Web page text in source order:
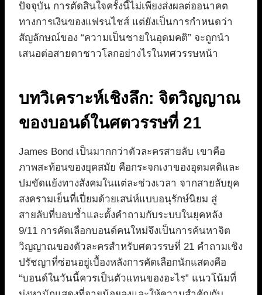
ปัจจุบัน การตัดสินใจครั้งนี้ไม่เพียงส่งผลต่ออนาคต
ทางการเงินของแฟรนไชส์ แต่ยังเป็นการกำหนดว่า
สัญลักษณ์ของ “ความเป็นชายในอุดมคติ” จะถูกนำ
เสนอต่อสายตาชาวโลกอย่างไรในทศวรรษหน้า
บทวิเคราะห์เชิงลึก: จิตวิญญาณ
ของบอนด์ในศตวรรษที่ 21
James Bond เป็นมากกว่าตัวละครสายลับ เขาคือ
ภาพสะท้อนของยุคสมัย คือกระจกเงาของอุดมคติและ
ปมขัดแย้งทางสังคมในแต่ละช่วงเวลา จากสายลับยุค
สงครามเย็นที่เปี่ยมด้วยเสน่ห์แบบอนุรักษ์นิยม สู่
สายลับที่บอบช้ำและตั้งคำถามกับระบบในยุคหลัง
9/11 การคัดเลือกบอนด์คนใหม่จึงเป็นการค้นหาจิต
วิญญาณของตัวละครสำหรับศตวรรษที่ 21 คำถามเชิง
ปรัชญาที่ซ่อนอยู่เบื้องหลังการคัดเลือกนักแสดงคือ
“บอนด์ในวันนี้ควรเป็นตัวแทนของอะไร” แนวโน้มที่